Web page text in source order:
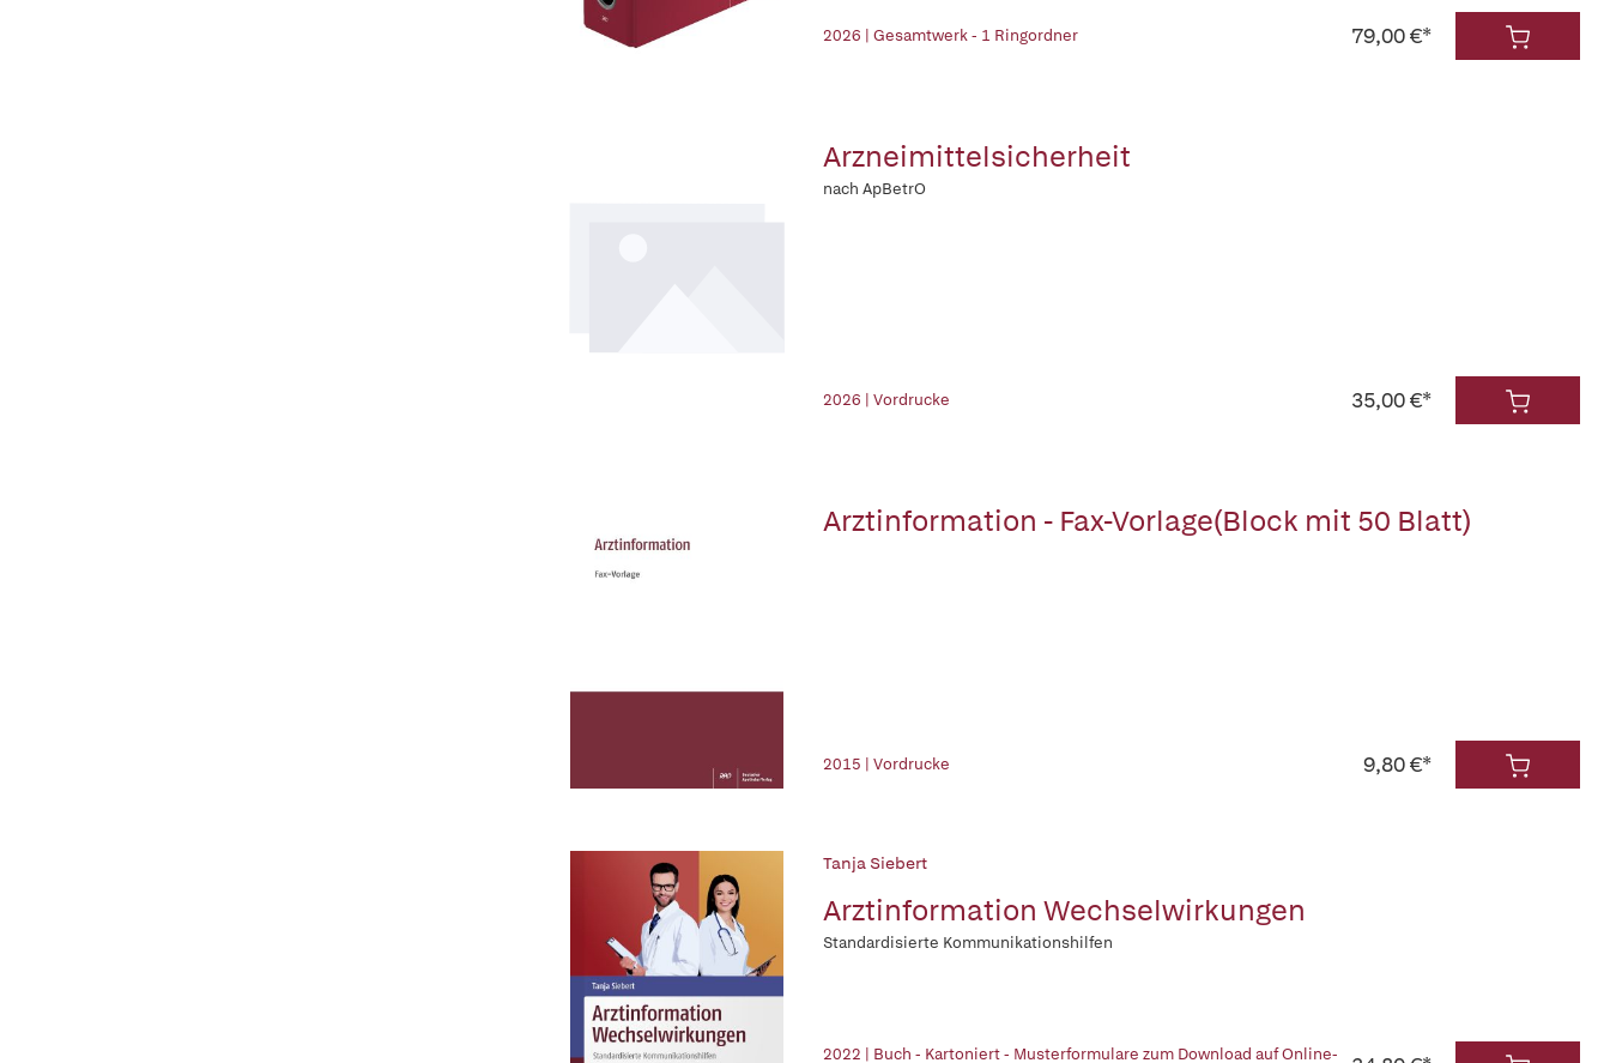
2026 | Gesamtwerk - 1 Ringordner 79,00 €*
Arzneimittelsicherheit
nach ApBetrO
2026 | Vordrucke 35,00 €*
Arztinformation - Fax-Vorlage(Block mit 50 Blatt)
2015 | Vordrucke 9,80 €*
Tanja Siebert
Arztinformation Wechselwirkungen
Standardisierte Kommunikationshilfen
2022 | Buch - Kartoniert - Musterformulare zum Download auf Online-